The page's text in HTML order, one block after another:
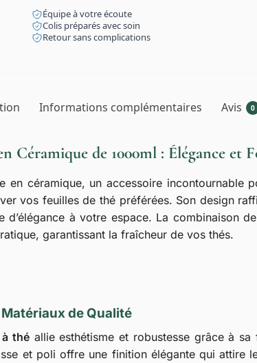
Équipe à votre écoute
Colis préparés avec soin
Retour sans complications
Informations complémentaires Avis 0
Céramique de 1000ml : Élégance et
en céramique, un accessoire incontournable
vos feuilles de thé préférées. Son design
d’élégance à votre espace. La combinaison
garantissant la fraîcheur de vos thés.
de Qualité
théallie esthétisme et robustesse grâce à
et poli offre une finition élégante qui attire